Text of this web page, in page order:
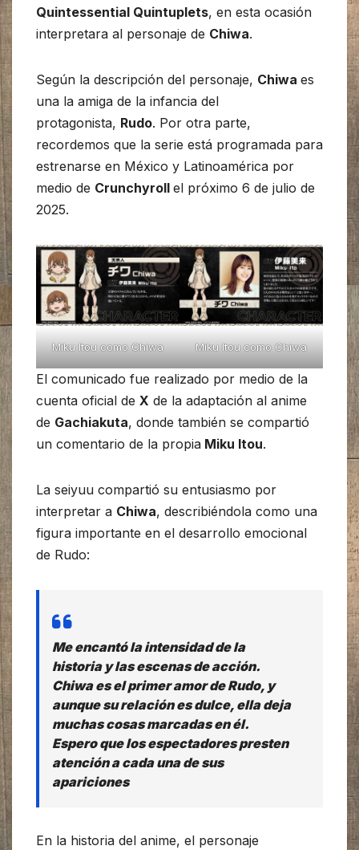
Quintessential Quintuplets, en esta ocasión
interpretara al personaje de Chiwa.
Según la descripción del personaje, Chiwa es
una la amiga de la infancia del
protagonista, Rudo. Por otra parte,
recordemos que la serie está programada para
estrenarse en México y Latinoamérica por
medio de Crunchyroll el próximo 6 de julio de
2025.
Miku Itou como Chiwa Miku Itou como Chiwa
El comunicado fue realizado por medio de la
cuenta oficial de X de la adaptación al anime
de Gachiakuta, donde también se compartió
un comentario de la propia Miku Itou.
La seiyuu compartió su entusiasmo por
interpretar a Chiwa, describiéndola como una
figura importante en el desarrollo emocional
de Rudo:
Me encantó la intensidad de la
historia y las escenas de acción.
Chiwa es el primer amor de Rudo, y
aunque su relación es dulce, ella deja
muchas cosas marcadas en él.
Espero que los espectadores presten
atención a cada una de sus
apariciones
En la historia del anime, el personaje